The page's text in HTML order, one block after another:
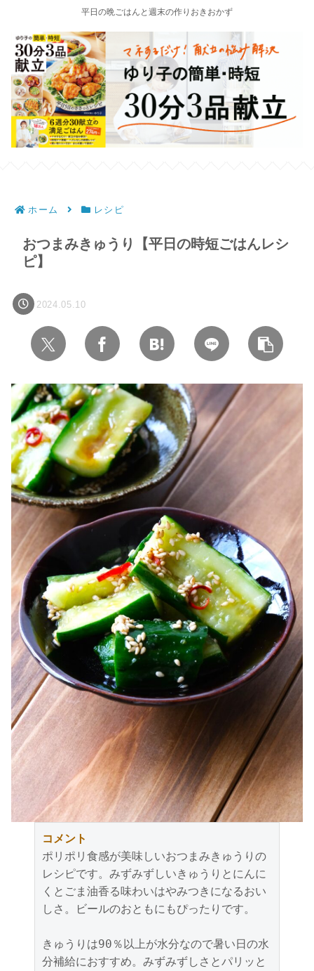
平日の晩ごはんと週末の作りおきおかず
ホーム レシピ
おつまみきゅうり【平日の時短ごはんレシ
ピ】
2024.05.10
コメント
ポリポリ食感が美味しいおつまみきゅうりの
レシピです。みずみずしいきゅうりとにんに
くとごま油香る味わいはやみつきになるおい
しさ。ビールのおともにもぴったりです。
きゅうりは90％以上が水分なので暑い日の水
分補給におすすめ。みずみずしさとパリッと